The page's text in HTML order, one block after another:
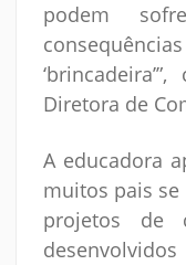
podem
Diretora de
A educadora
muitos pais
projetos de